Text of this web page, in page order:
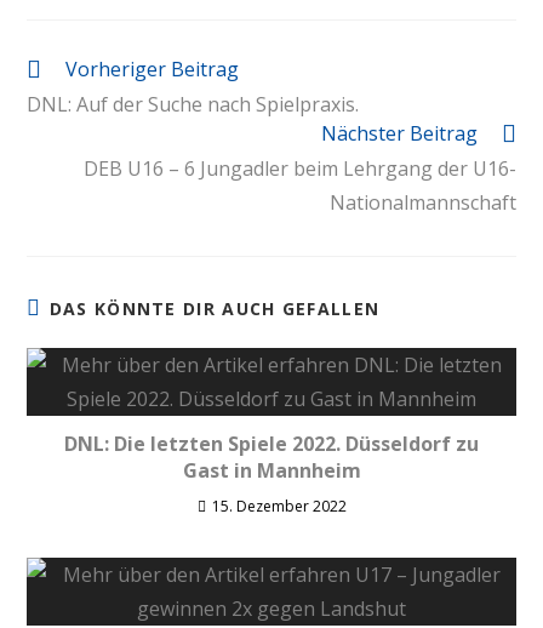
Vorheriger Beitrag
DNL: Auf der Suche nach Spielpraxis.
Nächster Beitrag
DEB U16 – 6 Jungadler beim Lehrgang der U16-
Nationalmannschaft
DAS KÖNNTE DIR AUCH GEFALLEN
DNL: Die letzten Spiele 2022. Düsseldorf zu
Gast in Mannheim
15. Dezember 2022